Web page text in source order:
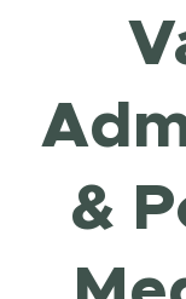
&